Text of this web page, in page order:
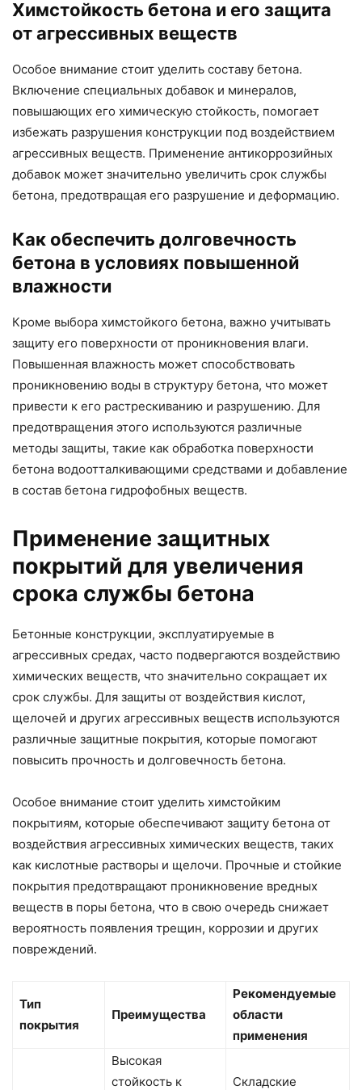
Химстойкость бетона и его защита
от агрессивных веществ
Особое внимание стоит уделить составу бетона.
Включение специальных добавок и минералов,
повышающих его химическую стойкость, помогает
избежать разрушения конструкции под воздействием
агрессивных веществ. Применение антикоррозийных
добавок может значительно увеличить срок службы
бетона, предотвращая его разрушение и деформацию.
Как обеспечить долговечность
бетона в условиях повышенной
влажности
Кроме выбора химстойкого бетона, важно учитывать
защиту его поверхности от проникновения влаги.
Повышенная влажность может способствовать
проникновению воды в структуру бетона, что может
привести к его растрескиванию и разрушению. Для
предотвращения этого используются различные
методы защиты, такие как обработка поверхности
бетона водоотталкивающими средствами и добавление
в состав бетона гидрофобных веществ.
Применение защитных
покрытий для увеличения
срока службы бетона
Бетонные конструкции, эксплуатируемые в
агрессивных средах, часто подвергаются воздействию
химических веществ, что значительно сокращает их
срок службы. Для защиты от воздействия кислот,
щелочей и других агрессивных веществ используются
различные защитные покрытия, которые помогают
повысить прочность и долговечность бетона.
Особое внимание стоит уделить химстойким
покрытиям, которые обеспечивают защиту бетона от
воздействия агрессивных химических веществ, таких
как кислотные растворы и щелочи. Прочные и стойкие
покрытия предотвращают проникновение вредных
веществ в поры бетона, что в свою очередь снижает
вероятность появления трещин, коррозии и других
повреждений.
Тип
покрытия
Преимущества
Рекомендуемые
области
применения
Высокая
стойкость к
Складские